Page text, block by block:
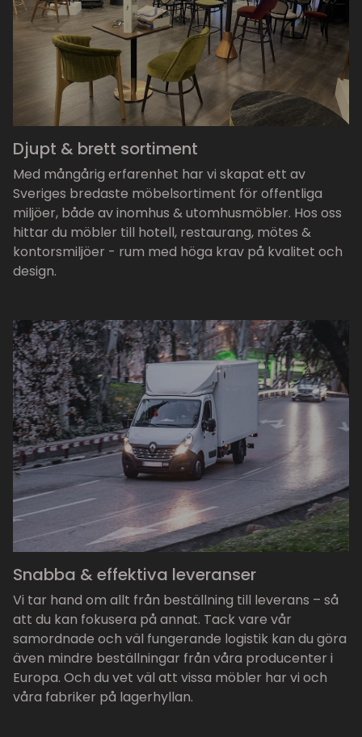
Djupt & brett sortiment
Med mångårig erfarenhet har vi skapat ett av
Sveriges bredaste möbelsortiment för offentliga
miljöer, både av inomhus & utomhusmöbler. Hos oss
hittar du möbler till hotell, restaurang, mötes &
kontorsmiljöer - rum med höga krav på kvalitet och
design.
Snabba & effektiva leveranser
Vi tar hand om allt från beställning till leverans – så
att du kan fokusera på annat. Tack vare vår
samordnade och väl fungerande logistik kan du göra
även mindre beställningar från våra producenter i
Europa. Och du vet väl att vissa möbler har vi och
våra fabriker på lagerhyllan.